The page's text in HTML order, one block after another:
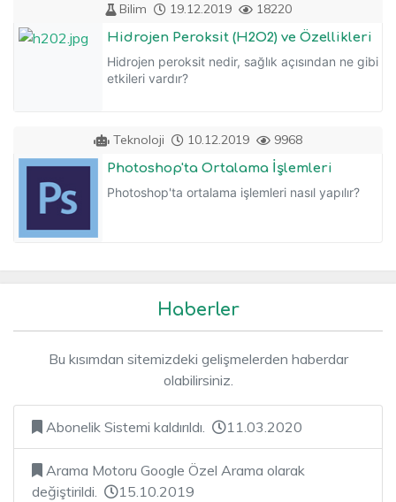
Bilim 19.12.2019 18220
Hidrojen Peroksit (H2O2) ve Özellikleri
Hidrojen peroksit nedir, sağlık açısından ne gibi
etkileri vardır?
Teknoloji 10.12.2019 9968
Photoshop'ta Ortalama İşlemleri
Photoshop'ta ortalama işlemleri nasıl yapılır?
Haberler
Bu kısımdan sitemizdeki gelişmelerden haberdar
olabilirsiniz.
Abonelik Sistemi kaldırıldı. 11.03.2020
Arama Motoru Google Özel Arama olarak
değiştirildi.
15.10.2019